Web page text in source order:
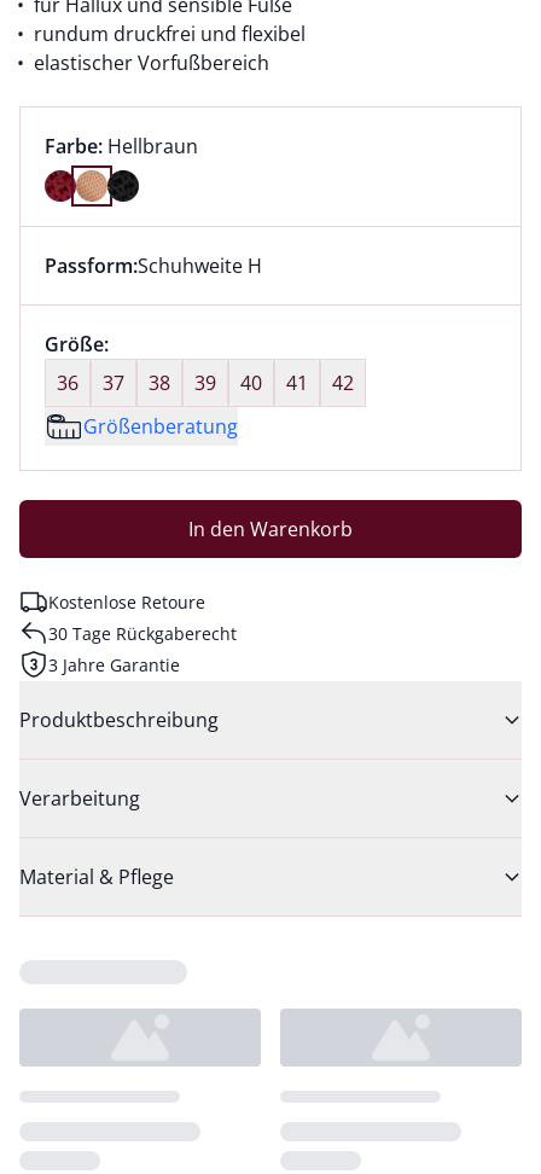
rundum druckfrei und flexibel
elastischer Vorfußbereich
Farbauswahl:
Farbe: aktuell ausgewählt:
Hellbraun
Farbe Hellbraun ausgewählt
Dieser Artikel hat die Passform Schuhweite H. für
Passform:Schuhweite H
Größenauswahl:
Größe:nichts ausgewählt
36
37 38 39 40 41
42
Größenberatung
In den Warenkorb
Kostenlose Retoure
30 Tage Rückgaberecht
3 Jahre Garantie
Produktbeschreibung
Verarbeitung
Material & Pflege